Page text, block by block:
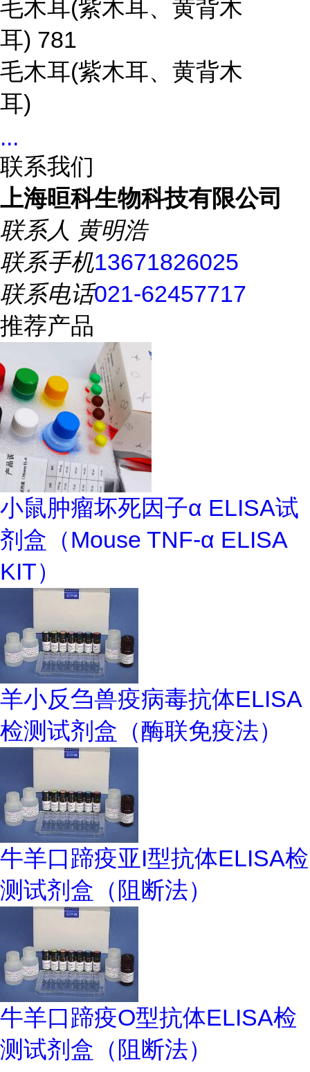
毛木耳(紫木耳、黄背木
耳) 781
毛木耳(紫木耳、黄背木
耳)
...
联系我们
上海晅科生物科技有限公司
联系人 黄明浩
联系手机13671826025
联系电话021-62457717
推荐产品
小鼠肿瘤坏死因子α ELISA试
剂盒（Mouse TNF-α ELISA
KIT）
羊小反刍兽疫病毒抗体ELISA
检测试剂盒（酶联免疫法）
牛羊口蹄疫亚I型抗体ELISA检
测试剂盒（阻断法）
牛羊口蹄疫O型抗体ELISA检
测试剂盒（阻断法）